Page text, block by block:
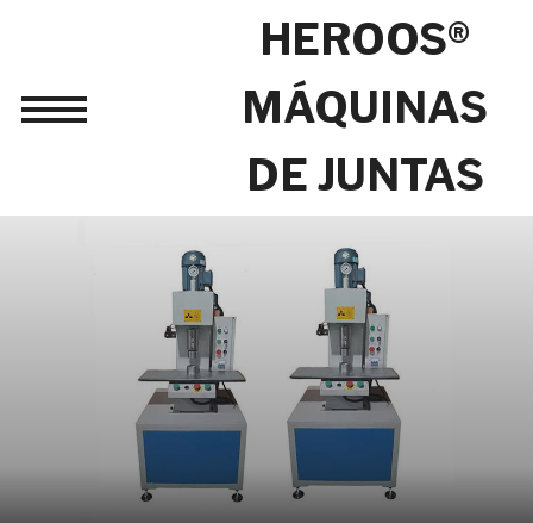
Toggle
HEROOS®
MÁQUINAS
DE JUNTAS